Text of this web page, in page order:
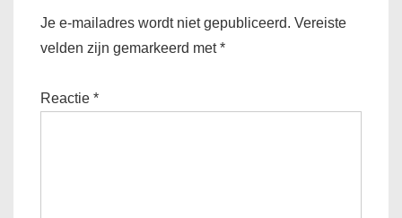
Je e-mailadres wordt niet gepubliceerd. Vereiste
velden zijn gemarkeerd met*
Reactie *